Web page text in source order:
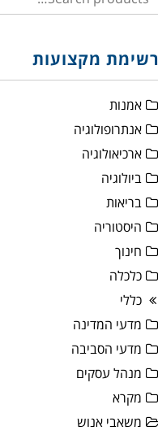
רשימת מקצועות
אמנות
אנתרופולוגיה
ארכיאולוגיה
ביולוגיה
בריאות
היסטוריה
חינוך
כלכלה
כללי
מדעי המדינה
מדעי הסביבה
מנהל עסקים
מקרא
משאבי אנוש